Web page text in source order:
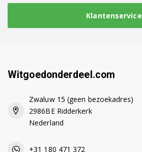
DFN1301 7697742053
DFN1302 7668741653
DFN1302S 7668641653
DFN1303 7662842653
DFN1303 7662743953
Klantenservice
Witgoedonderdeel.com
Zwaluw 15 (geen bezoekadres)
2986BE Ridderkerk
Nederland
+31 180 471 372